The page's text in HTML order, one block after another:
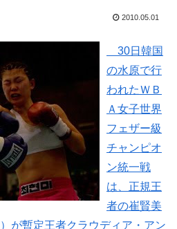
2010.05.01
30日韓国
の水原で行
われたＷＢ
Ａ女子世界
フェザー級
チャンピオ
ン統一戦
は、正規王
者の崔賢美
が暫定王者クラウディア・アン